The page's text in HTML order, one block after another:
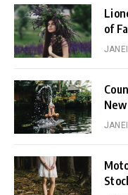
of